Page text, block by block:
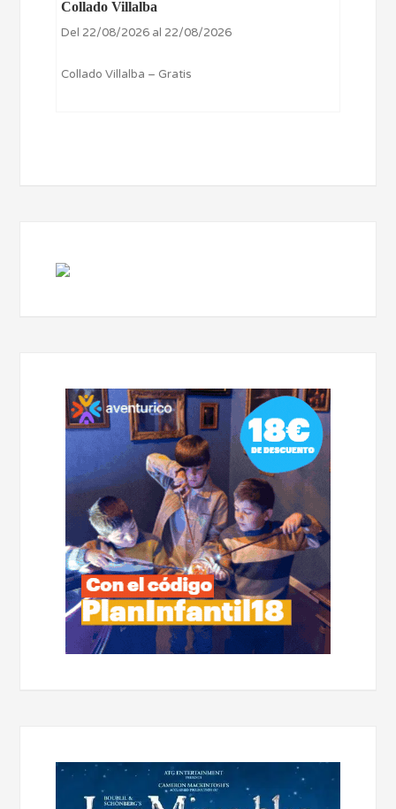
Collado Villalba
Del 22/08/2026 al 22/08/2026
Collado Villalba – Gratis